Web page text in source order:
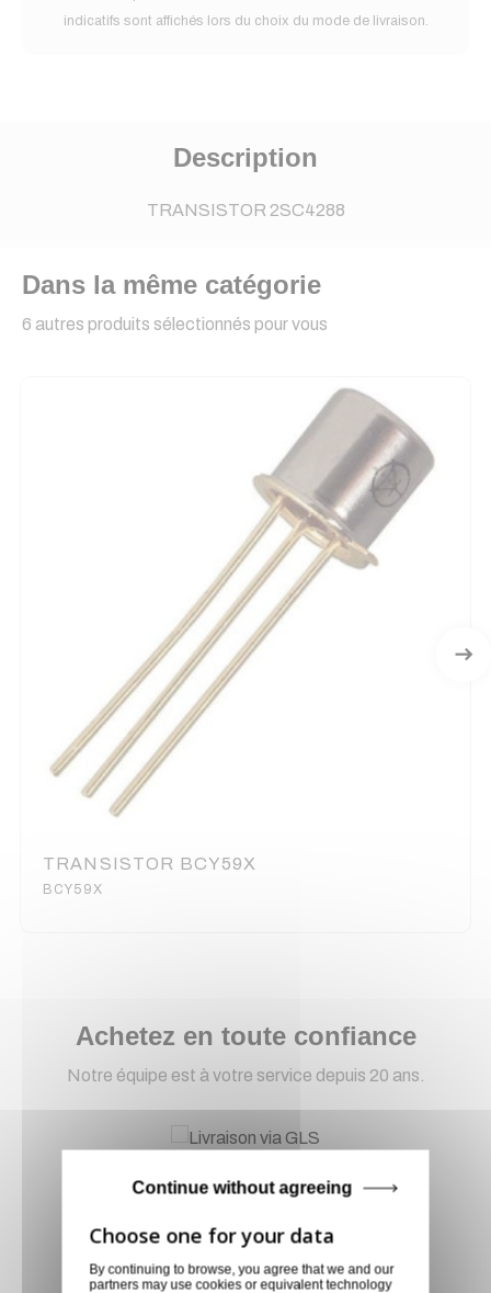
indicatifs sont affichés lors du choix du mode de livraison.
Description
TRANSISTOR 2SC4288
Dans la même catégorie
6 autres produits sélectionnés pour vous
TRANSISTOR BCY59X
BCY59X
Achetez en toute confiance
Notre équipe est à votre service depuis 20 ans.
directement en magasin ou
dans les points relais de notre
By continuing to browse, you agree that we and our
partners may use cookies or equivalent technology
Continue without agreeing